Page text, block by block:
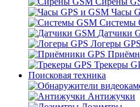
Часы
Системы
Датчики
Логеры GPS
Трекеры
Поисковая техника
Антижучки